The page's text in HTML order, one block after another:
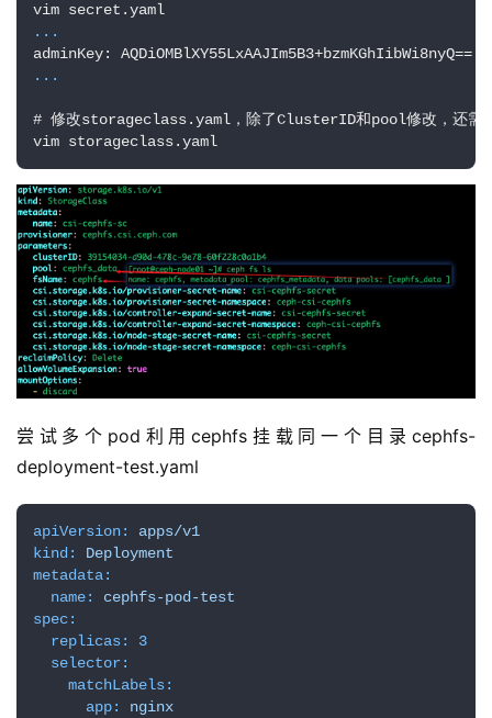
...
...
# 修改storageclass.yaml，除了ClusterID和pool修改，还需
vim storageclass.yaml
尝试多个pod利用cephfs挂载同一个目录cephfs-
deployment-test.yaml
apiVersion:
apps/v1
kind:
Deployment
metadata:
name:
cephfs-pod-test
spec:
replicas:
3
selector:
matchLabels:
app:
nginx